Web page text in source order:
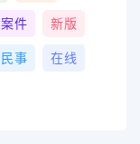
案件 新版
民事 在线